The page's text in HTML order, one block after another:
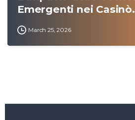
Emergenti nei
March 25, 2026